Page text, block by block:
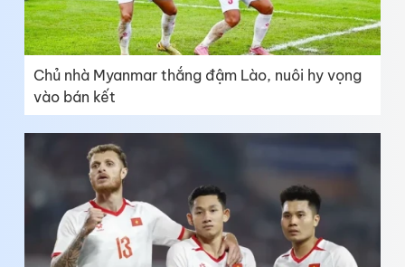
Chủ nhà Myanmar thắng đậm Lào, nuôi hy vọng
vào bán kết